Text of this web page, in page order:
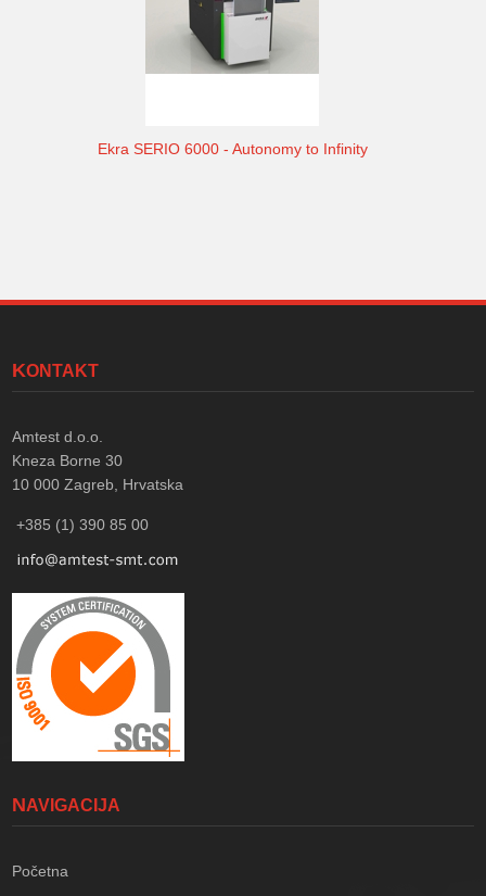
Ekra SERIO 6000 - Autonomy to Infinity
KONTAKT
Amtest d.o.o.
Kneza Borne 30
10 000 Zagreb, Hrvatska
+385 (1) 390 85 00
NAVIGACIJA
Početna